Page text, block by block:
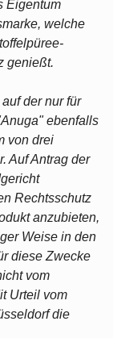
Eigentum
welche
genießt.
der nur für
ebenfalls
von drei
Auf Antrag der
Rechtsschutz
anzubieten,
Weise in den
diese Zwecke
vom
Urteil vom
die